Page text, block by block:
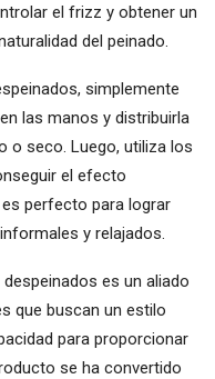
el frizz y obtener un
del peinado.
simplemente
las manos y distribuirla
o seco. Luego, utiliza los
el efecto
perfecto para lograr
y relajados.
es un aliado
que buscan un estilo
para proporcionar
se ha convertido